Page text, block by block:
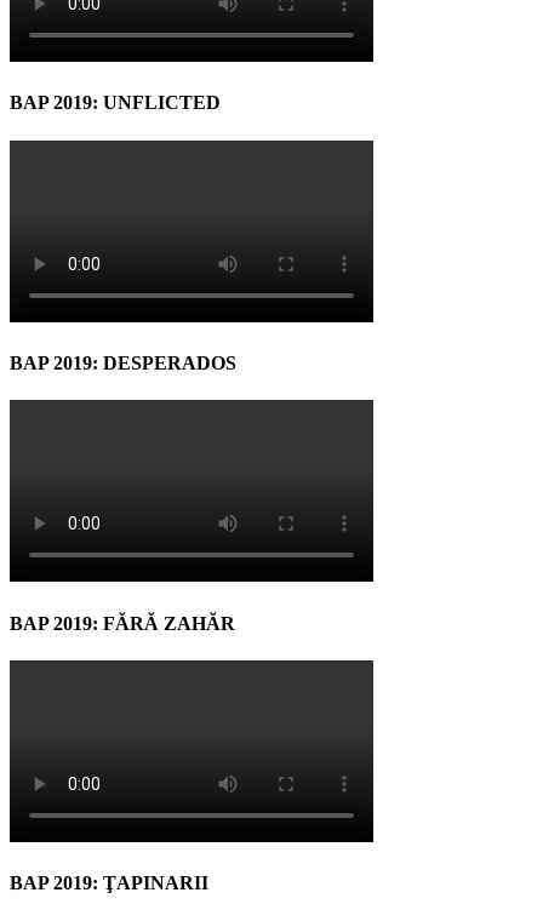
BAP 2019: UNFLICTED
BAP 2019: DESPERADOS
BAP 2019: FĂRĂ ZAHĂR
BAP 2019: ŢAPINARII